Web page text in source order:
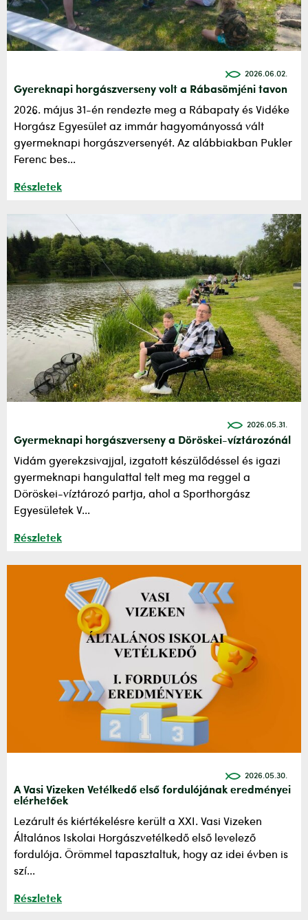
2026.06.02.
Gyereknapi horgászverseny volt a Rábasömjéni tavon
2026. május 31-én rendezte meg a Rábapaty és Vidéke
Horgász Egyesület az immár hagyományossá vált
gyermeknapi horgászversenyét. Az alábbiakban Pukler
Ferenc bes...
Részletek
2026.05.31.
Gyermeknapi horgászverseny a Döröskei-víztározónál
Vidám gyerekzsivajjal, izgatott készülődéssel és igazi
gyermeknapi hangulattal telt meg ma reggel a
Döröskei-víztározó partja, ahol a Sporthorgász
Egyesületek V...
Részletek
2026.05.30.
A Vasi Vizeken Vetélkedő első fordulójának eredményei
elérhetőek
Lezárult és kiértékelésre került a XXI. Vasi Vizeken
Általános Iskolai Horgászvetélkedő első levelező
fordulója. Örömmel tapasztaltuk, hogy az idei évben is
szí...
Részletek